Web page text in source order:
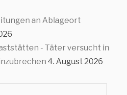
an Ablageort
- Täter versucht in
4. August 2026